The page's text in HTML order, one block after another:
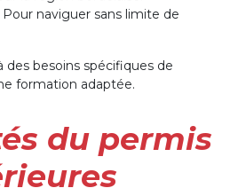
Pour naviguer sans limite de
des besoins spécifiques de
formation adaptée.
du permis